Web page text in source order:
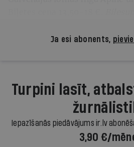
Ja esi abonents,
Turpini lasīt,
Iepazīšanās piedāvājums ir.lv
3,90 €/